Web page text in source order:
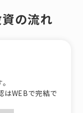
の流れ
はWEBで完結で